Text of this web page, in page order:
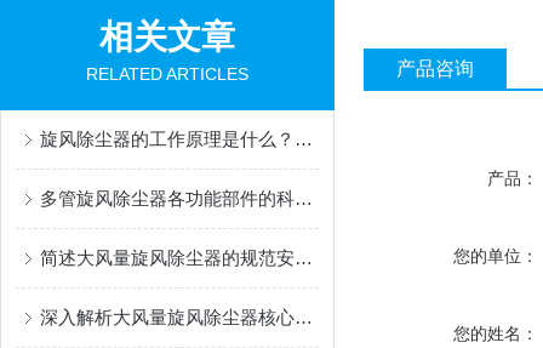
相关文章
RELATED ARTICLES
旋风除尘器的工作原理是什么？适合处理哪些粉尘？
多管旋风除尘器各功能部件的科学设计分享
简述大风量旋风除尘器的规范安装方法
深入解析大风量旋风除尘器核心部件的功能特点
产品咨询
产品：
您的单位：
您的姓名：